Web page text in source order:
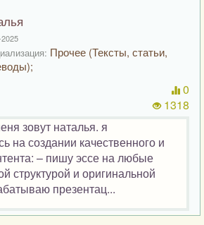
Прочее (Тексты, статьи,
0
1318
зовут наталья. я
на создании качественного и
– пишу эссе на любые
структурой и оригинальной
презентац...